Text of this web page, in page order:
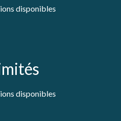
disponibles
disponibles